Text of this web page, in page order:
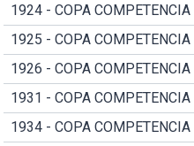
1924 - COPA
1925 - COPA
1926 - COPA
1931 - COPA COMPETENCIA
1934 - COPA